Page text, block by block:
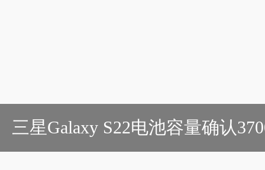
三星Galaxy S22电池容量确认